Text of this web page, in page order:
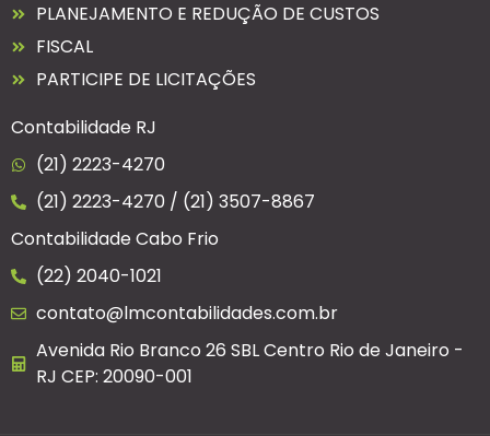
PLANEJAMENTO E REDUÇÃO DE CUSTOS
FISCAL
PARTICIPE DE LICITAÇÕES
Contabilidade RJ
(21) 2223-4270
(21) 2223-4270 / (21) 3507-8867
Contabilidade Cabo Frio
(22) 2040-1021
contato@lmcontabilidades.com.br
Avenida Rio Branco 26 SBL Centro Rio de Janeiro -
RJ CEP: 20090-001